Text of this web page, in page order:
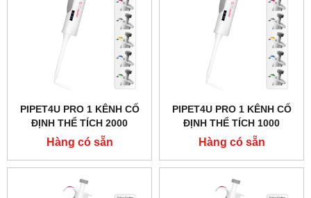
PIPET4U PRO 1 KÊNH CỐ
ĐỊNH THỂ TÍCH 2000
MICROLIT (2ML) HÃNG
AHN - ĐỨC
Hàng có sẵn
PIPET4U PRO 1 KÊNH CỐ
ĐỊNH THỂ TÍCH 1000
MICROLIT (1ML) HÃNG
AHN - ĐỨC
Hàng có sẵn